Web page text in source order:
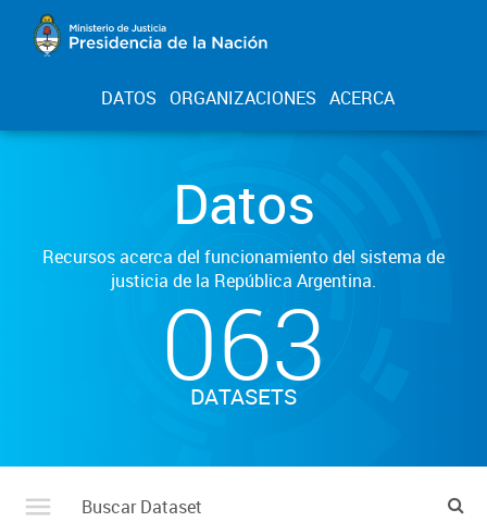
DATOS ORGANIZACIONES ACERCA
Datos
Recursos acerca del funcionamiento del sistema de
justicia de la República Argentina.
063
DATASETS